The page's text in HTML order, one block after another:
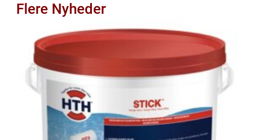
Flere Nyheder